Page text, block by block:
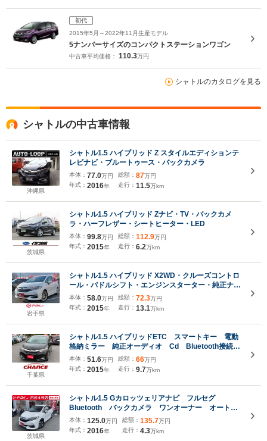
初代
2015年5月～2022年11月生産モデル
5ナンバーサイズのコンパクトステーションワゴン
中古車平均価格： 110.3万円
シャトルのカタログを見る
シャトルの中古車情報
沖縄県
シャトル1.5 ハイブリッド Z スタイルエディションテ
レビナビ・ブルートゥース・バックカメラ
本体： 77.0万円
年式： 2016年
総額： 87万円
走行： 11.5万km
茨城県
シャトル1.5 ハイブリッド Zナビ・TV・バックカメ
ラ・ハーフレザー・シートヒーター・LED
本体： 99.8万円
年式： 2015年
総額： 112.9万円
走行： 6.2万km
岩手県
シャトル1.5 ハイブリッド X2WD・クルーズコントロ
ール・パドルシフト・エンジンスターター・純正ナ
ビ・バックカメラ・ETC・横滑り防止機能・ハーフレ
ザーシート・LEDヘッドライト
本体： 58.0万円
年式： 2015年
総額： 72.3万円
走行： 13.1万km
千葉県
シャトル1.5 ハイブリッドETC スマートキー 電動
格納ミラー 純正オーディオ Cd Bluetooth接続
バックカメラ ワンセグTV 横滑り防止装置 パワ
ーステアリング
本体： 51.6万円
年式： 2015年
総額： 66万円
走行： 9.7万km
茨城県
シャトル1.5 Gカロッツェリアナビ フルセグ
Bluetooth バックカメラ ワンオーナー オート付
LEDライト シェードガラス ステリモ ビルトイン
ETC スマートキー A格納ウィンカーミラー バニ
ティミラー I-STOP
本体： 125.0万円
年式： 2016年
総額： 135.7万円
走行： 4.3万km